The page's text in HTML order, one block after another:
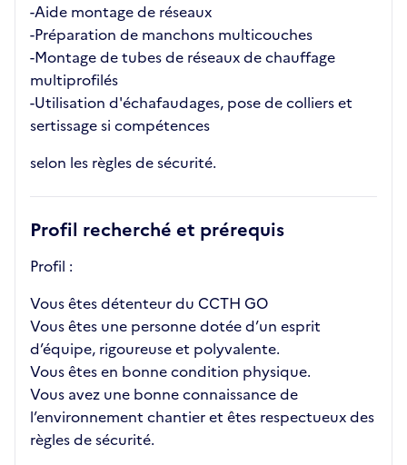
-Aide montage de réseaux
-Préparation de manchons multicouches
-Montage de tubes de réseaux de chauffage
multiprofilés
-Utilisation d'échafaudages, pose de colliers et
sertissage si compétences
selon les règles de sécurité.
Profil recherché et prérequis
Profil :
Vous êtes détenteur du CCTH GO
Vous êtes une personne dotée d’un esprit
d’équipe, rigoureuse et polyvalente.
Vous êtes en bonne condition physique.
Vous avez une bonne connaissance de
l’environnement chantier et êtes respectueux des
règles de sécurité.